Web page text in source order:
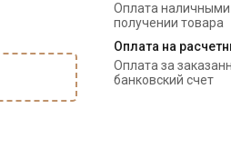
Оплата наличными
получении товара
Оплата на
Оплата за
банковский счет